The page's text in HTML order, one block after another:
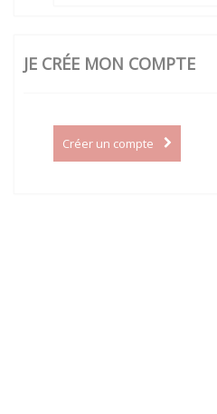
JE CRÉE MON COMPTE
Créer un compte